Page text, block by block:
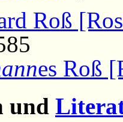
Roß
es Roß
und